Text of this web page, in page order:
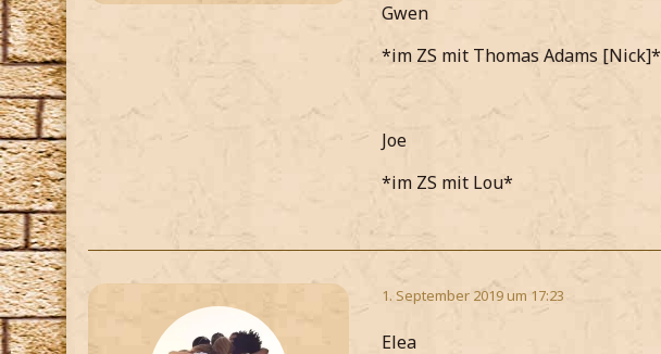
Gwen
*im ZS mit Thomas Adams [Nick]*
Joe
*im ZS mit Lou*
1. September 2019 um 17:23
Elea